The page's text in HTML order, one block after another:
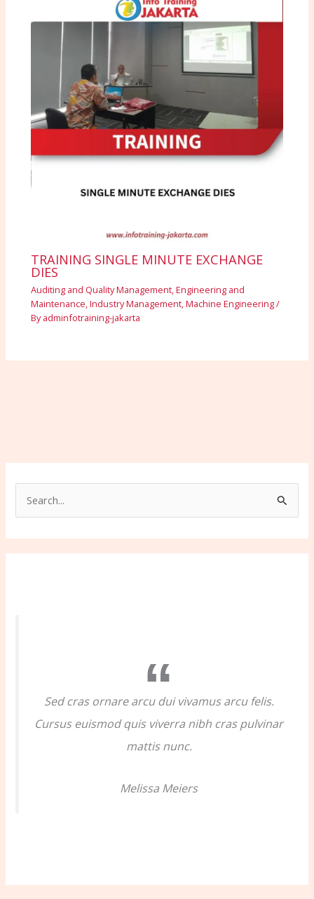
TRAINING SINGLE MINUTE EXCHANGE
DIES
Auditing and Quality Management,Engineering and
Maintenance,Industry Management,Machine Engineering/
Byadminfotraining-jakarta
a
Sed cras ornare arcu dui vivamus arcu felis.
Cursus euismod quis viverra nibh cras pulvinar
mattis nunc.
Melissa Meiers